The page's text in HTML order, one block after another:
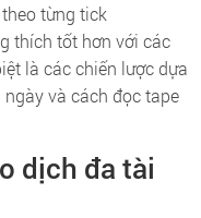
từng tick
thích tốt hơn với các
là các chiến lược dựa
và cách đọc tape
dịch đa tài